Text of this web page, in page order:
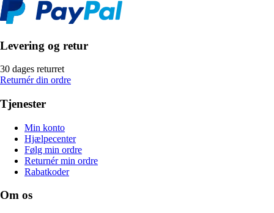
Levering og retur
30 dages returret
Returnér din ordre
Tjenester
Min konto
Hjælpecenter
Følg min ordre
Returnér min ordre
Rabatkoder
Om os